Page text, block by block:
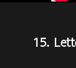
15.